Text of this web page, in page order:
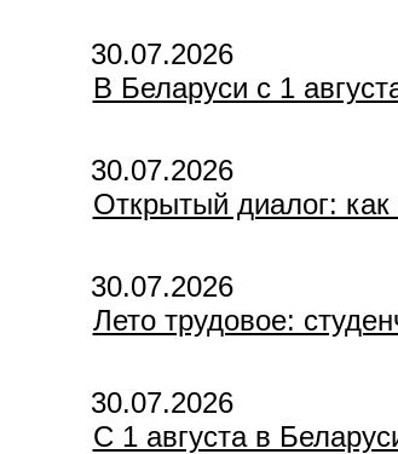
30.07.2026
В Беларуси с 1
30.07.2026
Открытый диалог: как
30.07.2026
Лето трудовое:
30.07.2026
С 1 августа в